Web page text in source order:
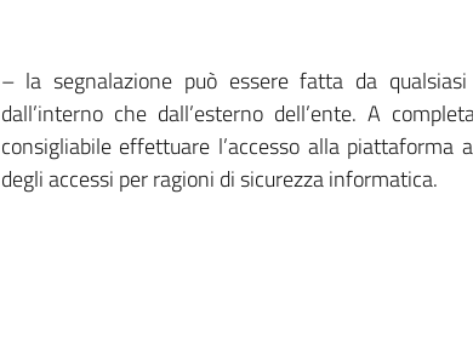
– la segnalazione può essere fatta da
dall’interno che dall’esterno dell’ente. A
consigliabile effettuare l’accesso alla
degli accessi per ragioni di sicurezza informatica.